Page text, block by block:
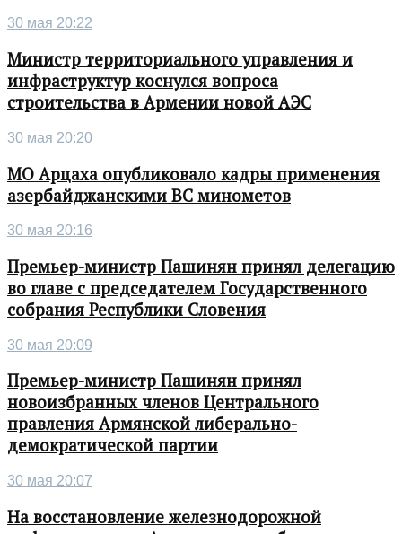
30 мая 20:22
Министр территориального управления и
инфраструктур коснулся вопроса
строительства в Армении новой АЭС
30 мая 20:20
МО Арцаха опубликовало кадры применения
азербайджанскими ВС минометов
30 мая 20:16
Премьер-министр Пашинян принял делегацию
во главе с председателем Государственного
собрания Республики Словения
30 мая 20:09
Премьер-министр Пашинян принял
новоизбранных членов Центрального
правления Армянской либерально-
демократической партии
30 мая 20:07
На восстановление железнодорожной